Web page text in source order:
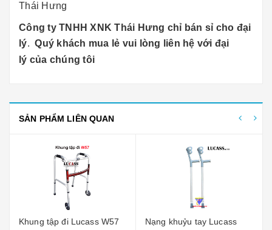
Thái Hưng
Công ty TNHH XNK Thái Hưng chỉ bán sỉ cho đại
lý.Quý khách mua lẻ vui lòng liên hệ với đại
lý của chúng tôi
SẢN PHẨM LIÊN QUAN
Khung tập đi Lucass W57 Nạng khuỷu tay Lucass